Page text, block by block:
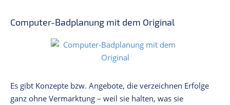
Computer-Badplanung mit dem Original
Es gibt Konzepte bzw. Angebote, die verzeichnen Erfolge
ganz ohne Vermarktung – weil sie halten, was sie